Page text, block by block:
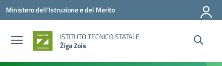
Vai ai contenuti
Vai al menu di navigazione
Vai al footer
Ministero dell'Istruzione e del Merito
ISTITUTO TECNICO STATALE
Žiga Zois